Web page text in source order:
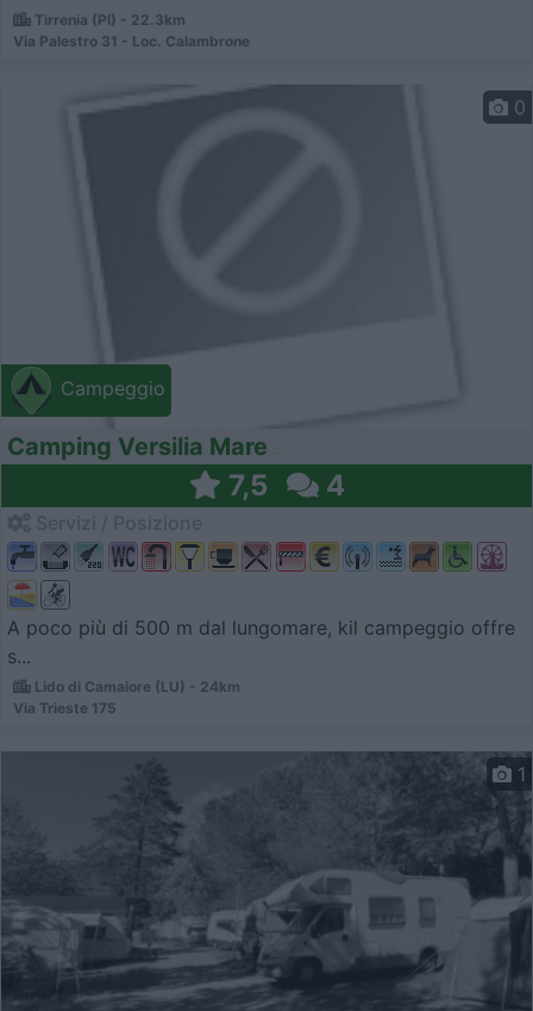
Tirrenia (PI) - 22.3km
Via Palestro 31 - Loc. Calambrone
Campeggio
0
Camping Versilia Mare
7,5 4
A poco più di 500 m dal lungomare, kil campeggio offre
s...
Lido di Camaiore (LU) - 24km
Via Trieste 175
1